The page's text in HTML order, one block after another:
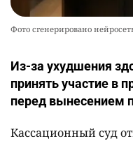
Фото сгенерировано
Из-за ухудшения
принять участие в
перед вынесением
Кассационный суд